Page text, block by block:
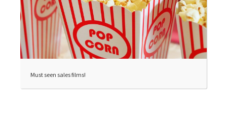
Must seen sales films!